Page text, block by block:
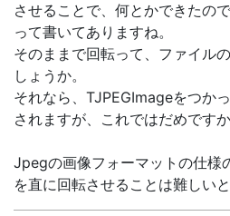
させることで、何とかできたの
って書いてありますね。
そのままで回転って、ファイル
しょうか。
それなら、TJPEGImageをつか
されますが、これではだめですか
Jpegの画像フォーマットの仕様
を直に回転させることは難しいと